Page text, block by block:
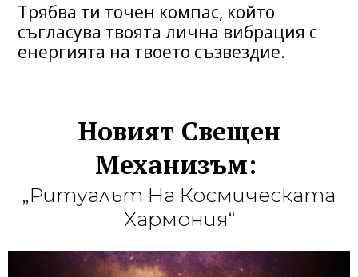
Трябва ти точен компас, който
съгласува твоята лична вибрация с
енергията на твоето съзвездие.
Новият Свещен
Механизъм:
„Ритуалът На Космическата
Хармония“